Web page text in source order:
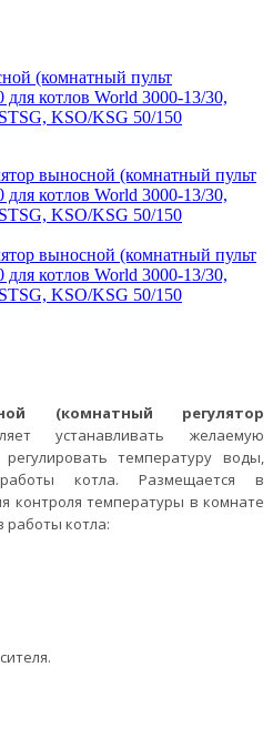
(комнатный пульт
котлов World 3000-13/30,
KSO/KSG 50/150
(комнатный регулятор
устанавливать желаемую
температуру воды,
котла. Размещается в
контроля температуры в комнате
котла: